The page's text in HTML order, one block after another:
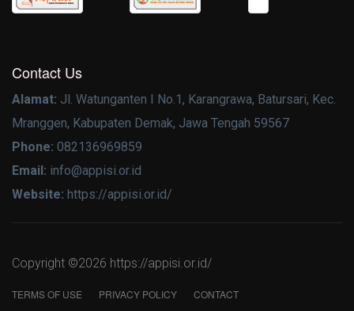
Contact Us
Alamat: Jl. Watunganten I No.1, Karangrawa, Batursari, Kec.
Mranggen, Kabupaten Demak, Jawa Tengah 59567
Phone: 082136969859
Email: info@appisi.or.id
Website: https://appisi.or.id/
Copyright ©2026 https://appisi.or.id/
TERMS OF USE PRIVACY POLICY CONTACT